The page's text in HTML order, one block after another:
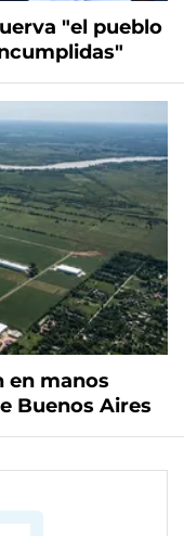
"el pueblo
en manos
Buenos Aires